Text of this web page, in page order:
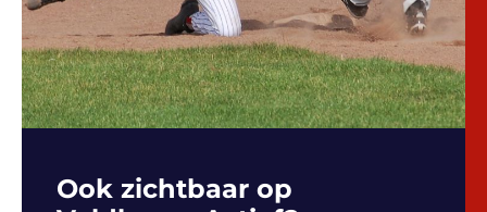
Ook zichtbaar op